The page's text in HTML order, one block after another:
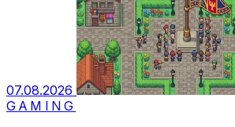
07.08.2026
GAMING